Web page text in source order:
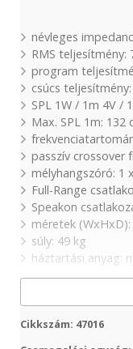
névleges
RMS teljesítmény:
program
csúcs
SPL 1W / 1m 4V /
Max. SPL 1m: 132
passzív crossover
mélyhangszóró: 1
Full-Range
Speakon
méretek
súly: 49 kg
háztartási anyag:
Cikkszám: 47016